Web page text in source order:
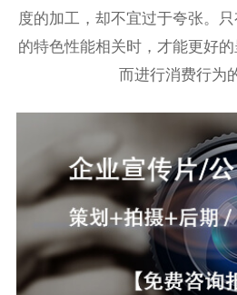
度的加工，却不宜过于夸张。
的特色性能相关时，才能更好
而进行消费行为